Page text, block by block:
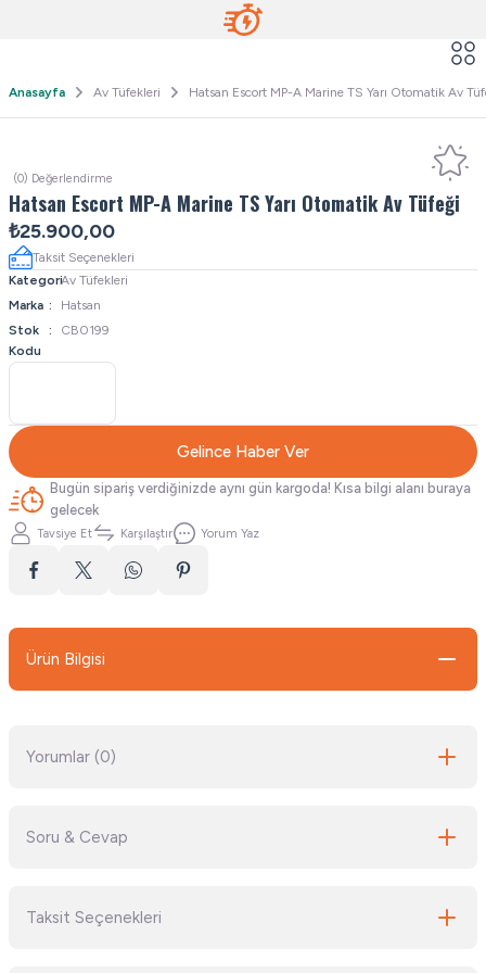
Anasayfa Av Tüfekleri Hatsan Escort MP-A Marine TS Yarı Otomatik Av
(0) Değerlendirme
Hatsan Escort MP-A Marine TS Yarı Otomatik Av Tüfeği
₺25.900,00
Taksit Seçenekleri
KategoriAv Tüfekleri
Marka
Hatsan
Stok
Kodu
CB0199
Gelince Haber Ver
Bugün sipariş verdiğinizde aynı gün kargoda! Kısa bilgi alanı buraya
gelecek
Tavsiye Et Karşılaştır Yorum Yaz
Ürün Bilgisi
Yorumlar (0)
Soru & Cevap
Taksit Seçenekleri